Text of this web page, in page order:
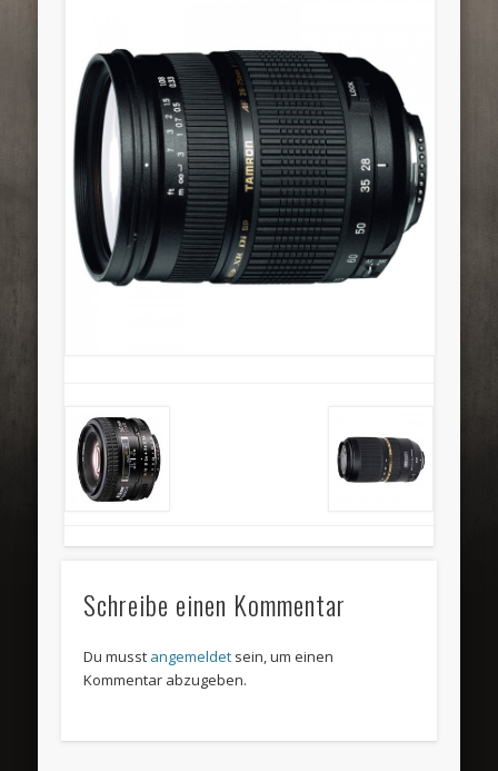
Schreibe einen Kommentar
Du musst angemeldetsein, um einen
Kommentar abzugeben.